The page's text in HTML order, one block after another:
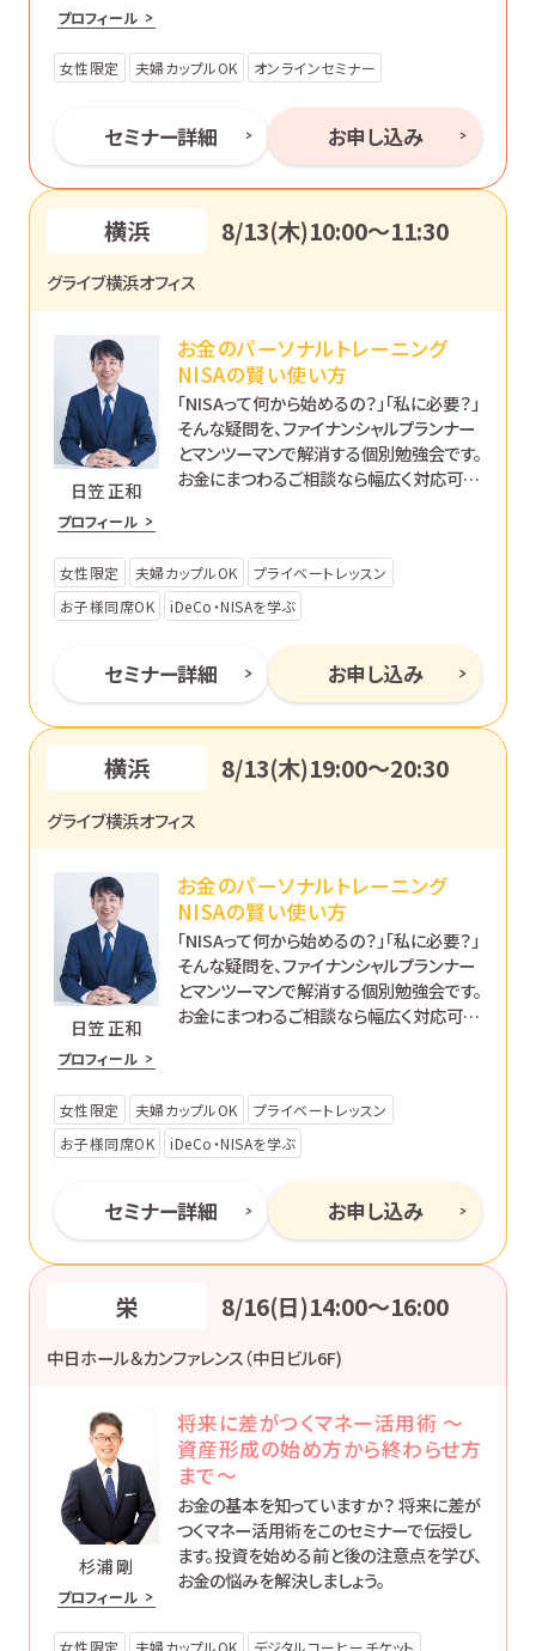
プロフィール
女性限定 夫婦カップルOK オンラインセミナー
セミナー詳細 お申し込み
横浜 8/13(木)10:00〜11:30
グライブ横浜オフィス
日笠 正和
プロフィール
お金のパーソナルトレーニング
NISAの賢い使い方
「NISAって何から始めるの？」「私に必要？」
そんな疑問を、ファイナンシャルプランナー
とマンツーマンで解消する個別勉強会です。
お金にまつわるご相談なら幅広く対応可能
女性限定 夫婦カップルOK
プライベートレッスン
お子様同席OK
iDeCo・NISAを学ぶ
セミナー詳細 お申し込み
横浜 8/13(木)19:00〜20:30
グライブ横浜オフィス
日笠 正和
プロフィール
お金のパーソナルトレーニング
NISAの賢い使い方
「NISAって何から始めるの？」「私に必要？」
そんな疑問を、ファイナンシャルプランナー
とマンツーマンで解消する個別勉強会です。
お金にまつわるご相談なら幅広く対応可能
女性限定 夫婦カップルOK
プライベートレッスン
お子様同席OK
iDeCo・NISAを学ぶ
セミナー詳細 お申し込み
栄 8/16(日)14:00〜16:00
中日ホール＆カンファレンス（中日ビル6F)
杉浦 剛
プロフィール
将来に差がつくマネー活用術 ～
資産形成の始め方から終わらせ方
まで～
お金の基本を知っていますか？ 将来に差が
つくマネー活用術をこのセミナーで伝授し
ます。投資を始める前と後の注意点を学び、
お金の悩みを解決しましょう。